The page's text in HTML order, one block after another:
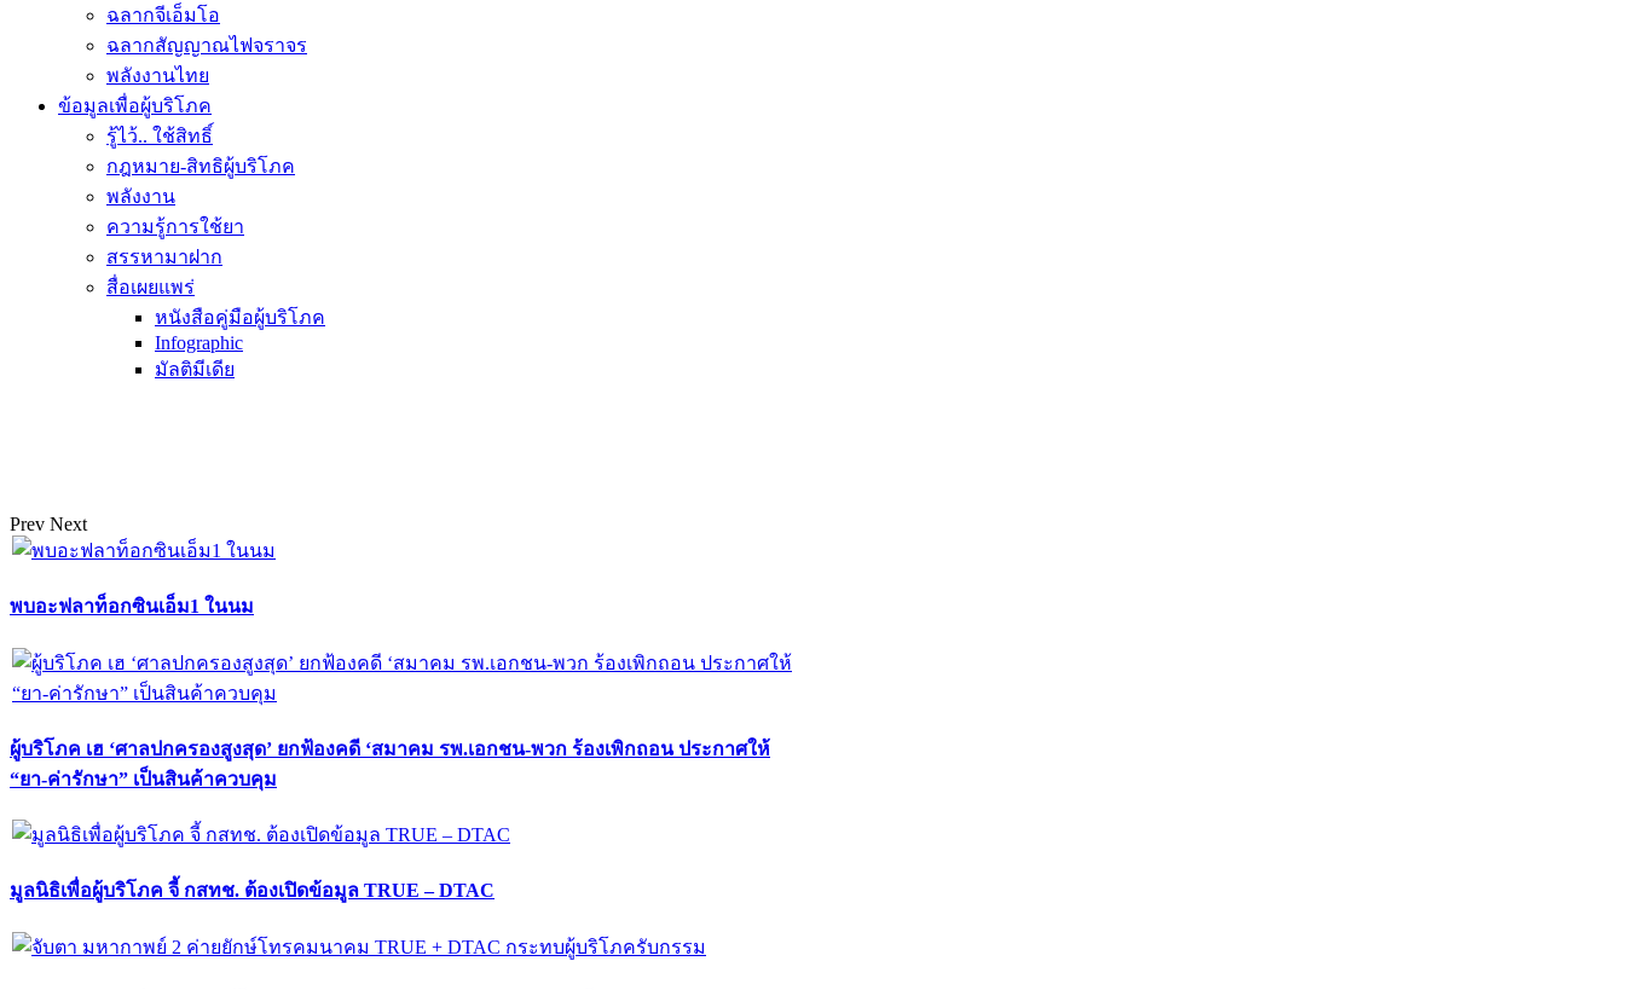
ฉลากจีเอ็มโอ
ฉลากสัญญาณไฟจราจร
พลังงานไทย
ข้อมูลเพื่อผู้บริโภค
รู้ไว้.. ใช้สิทธิ์
กฎหมาย-สิทธิผู้บริโภค
พลังงาน
ความรู้การใช้ยา
สรรหามาฝาก
สื่อเผยแพร่
หนังสือคู่มือผู้บริโภค
Infographic
มัลติมีเดีย
Prev Next
พบอะฟลาท็อกซินเอ็ม1 ในนม
ผู้บริโภค เฮ ‘ศาลปกครองสูงสุด’ ยกฟ้องคดี ‘สมาคม รพ.เอกชน-พวก ร้องเพิกถอน ประกาศให้
“ยา-ค่ารักษา” เป็นสินค้าควบคุม
มูลนิธิเพื่อผู้บริโภค จี้ กสทช. ต้องเปิดข้อมูล TRUE – DTAC